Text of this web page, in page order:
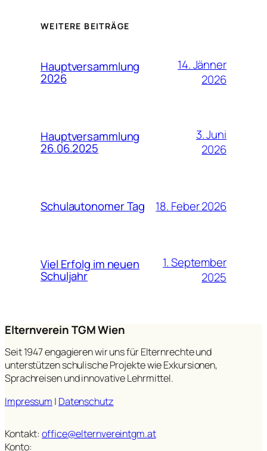
WEITERE BEITRÄGE
Hauptversammlung
2026
14. Jänner
2026
Hauptversammlung
26.06.2025
3. Juni
2026
Schulautonomer Tag 18. Feber 2026
Viel Erfolg im neuen
Schuljahr
1. September
2025
Elternverein TGM Wien
Seit 1947 engagieren wir uns für Elternrechte und
unterstützen schulische Projekte wie Exkursionen,
Sprachreisen und innovative Lehrmittel.
Impressum | Datenschutz
Kontakt:office@elternvereintgm.at
Konto: